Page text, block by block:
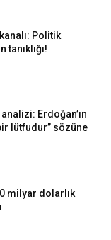
Politik
tanıklığı!
Erdoğan’ın
lütfudur” sözüne
milyar dolarlık